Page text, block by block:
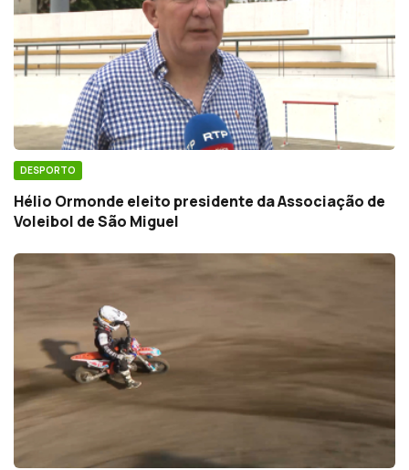
DESPORTO
Hélio Ormonde eleito presidente da Associação de
Voleibol de São Miguel